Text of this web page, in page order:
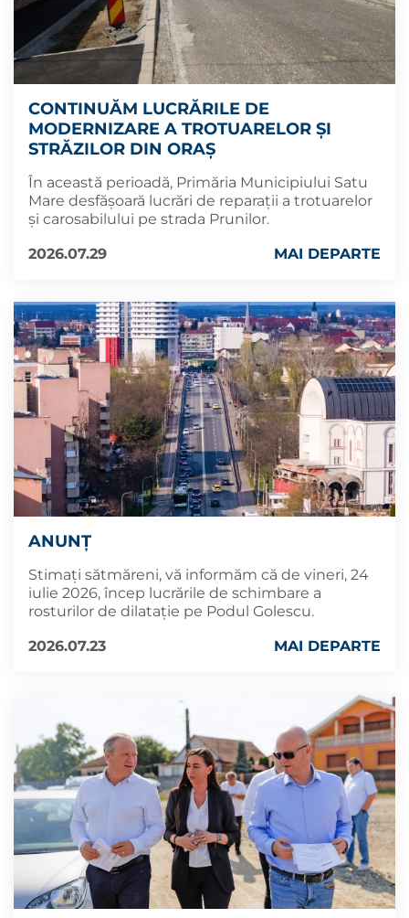
CONTINUĂM LUCRĂRILE DE
MODERNIZARE A TROTUARELOR ȘI
STRĂZILOR DIN ORAȘ
În această perioadă, Primăria Municipiului Satu
Mare desfășoară lucrări de reparații a trotuarelor
și carosabilului pe strada Prunilor.
2026.07.29
MAI DEPARTE
ANUNȚ
Stimați sătmăreni, vă informăm că de vineri, 24
iulie 2026, încep lucrările de schimbare a
rosturilor de dilatație pe Podul Golescu.
2026.07.23
MAI DEPARTE